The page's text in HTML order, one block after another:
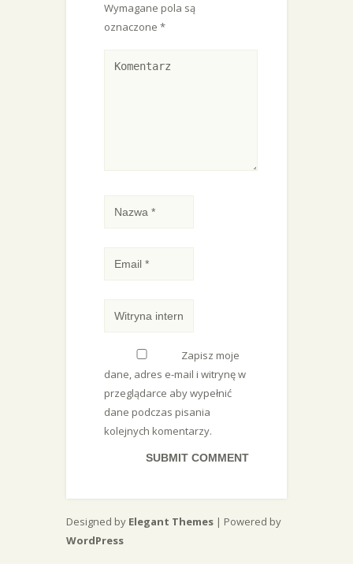
Wymagane pola są
oznaczone *
Zapisz moje
dane, adres e-mail i witrynę w
przeglądarce aby wypełnić
dane podczas pisania
kolejnych komentarzy.
Designed by Elegant Themes | Powered by
WordPress